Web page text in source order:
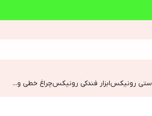
دستی رونیکسابزار فندکی رونیکسچراغ خطی و...